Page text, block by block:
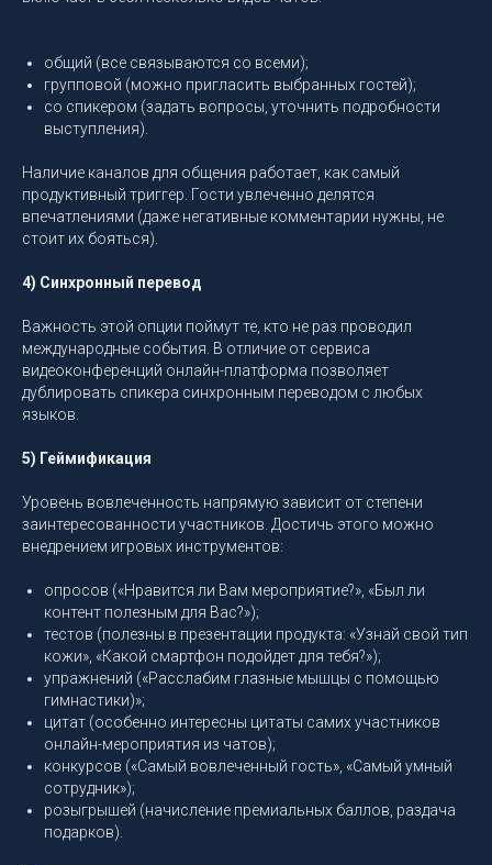
общий (все связываются со всеми);
групповой (можно пригласить выбранных гостей);
со спикером (задать вопросы, уточнить подробности
выступления).
Наличие каналов для общения работает, как самый
продуктивный триггер. Гости увлеченно делятся
впечатлениями (даже негативные комментарии нужны, не
стоит их бояться).
4) Синхронный перевод
Важность этой опции поймут те, кто не раз проводил
международные события. В отличие от сервиса
видеоконференций онлайн-платформа позволяет
дублировать спикера синхронным переводом с любых
языков.
5) Геймификация
Уровень вовлеченность напрямую зависит от степени
заинтересованности участников. Достичь этого можно
внедрением игровых инструментов:
опросов («Нравится ли Вам мероприятие?», «Был ли
контент полезным для Вас?»);
тестов (полезны в презентации продукта: «Узнай свой тип
кожи», «Какой смартфон подойдет для тебя?»);
упражнений («Расслабим глазные мышцы с помощью
гимнастики)»;
цитат (особенно интересны цитаты самих участников
онлайн-мероприятия из чатов);
конкурсов («Самый вовлеченный гость», «Самый умный
сотрудник»);
розыгрышей (начисление премиальных баллов, раздача
подарков).